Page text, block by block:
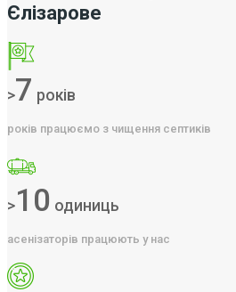
Єлізарове
>7 років
років працюємо з чищення септиків
>10 одиниць
асенізаторів працюють у нас